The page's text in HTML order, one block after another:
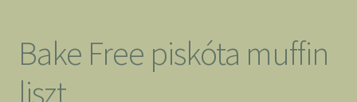
Bake Free piskóta muffin
liszt